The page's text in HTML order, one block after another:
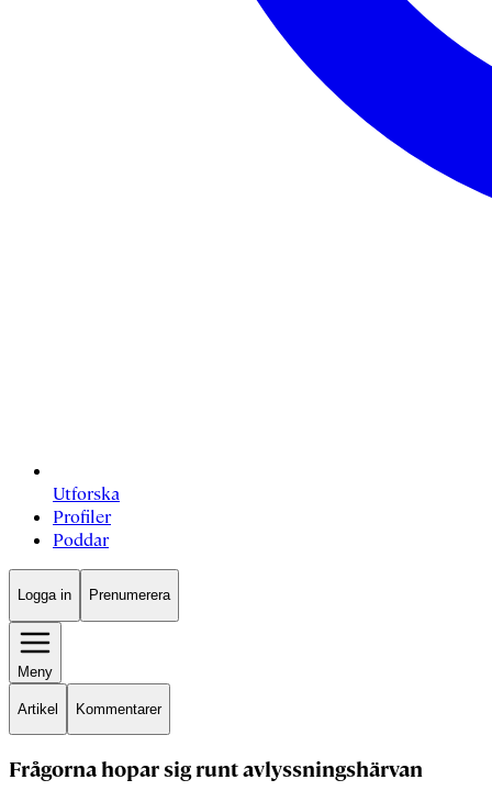
Utforska
Profiler
Poddar
Logga in Prenumerera
Meny
Artikel Kommentarer
Frågorna hopar sig runt avlyssningshärvan